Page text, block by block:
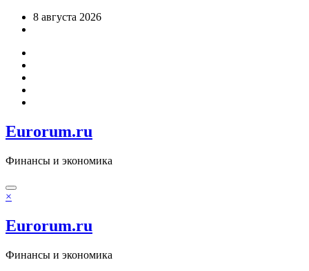
Перейти8 августа 2026
Eurorum.ru
Финансы и экономика
×
Eurorum.ru
Финансы и экономика